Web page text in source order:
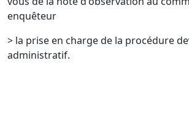
enquêteur
> la prise en charge de la procédure
administratif.